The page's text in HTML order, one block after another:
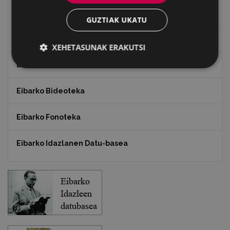
"Gure Herria" aldizkaria
EXFIBAR
Eibarko Bideoteka
Eibarko Fonoteka
Eibarko Idazlanen Datu-basea
GUZTIAK UKATU
XEHETASUNAK ERAKUTSI